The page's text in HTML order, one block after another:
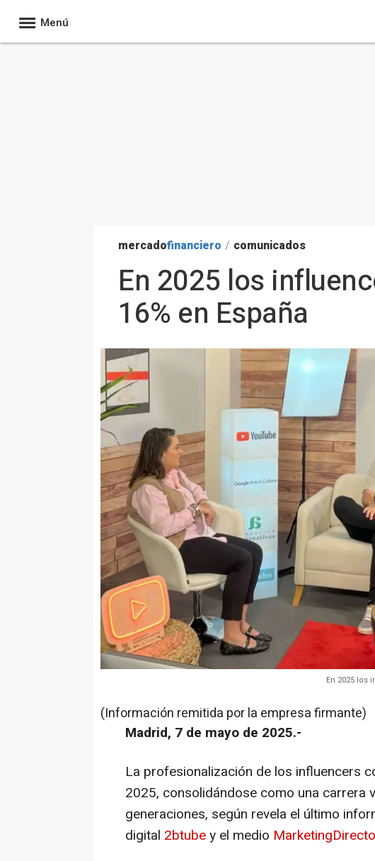
Menú
mercadofinanciero / comunicados
En 2025 los
16% en España
En 2025 los
(Información remitida por la empresa firmante)
Madrid, 7 de mayo de 2025.-
La profesionalización de los influencers
2025, consolidándose como una carrera
generaciones, según revela el último
digital 2btubey el medio